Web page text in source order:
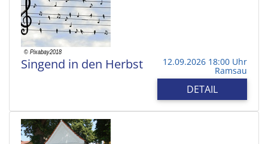
Singend in den Herbst 12.09.2026 18:00 Uhr
Ramsau
DETAIL